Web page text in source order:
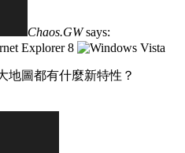
Chaos.GW says:
地圖都有什麼新特性？